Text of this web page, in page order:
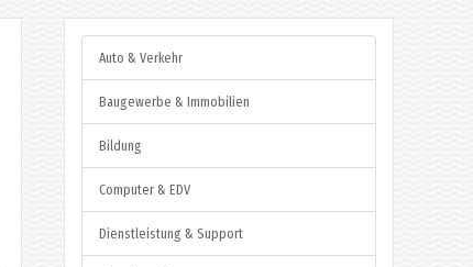
Auto & Verkehr
Baugewerbe & Immobilien
Bildung
Computer & EDV
Dienstleistung & Support